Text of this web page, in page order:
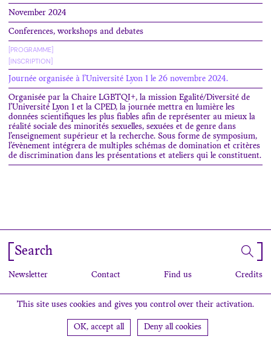
November 2024
Conferences, workshops and debates
[PROGRAMME]
[INSCRIPTION]
Journée organisée à l’Université Lyon 1 le 26 novembre 2024.
Organisée par la Chaire LGBTQI+, la mission Egalité/Diversité de
l’Université Lyon 1 et la CPED, la journée mettra en lumière les
données scientifiques les plus fiables afin de représenter au mieux la
réalité sociale des minorités sexuelles, sexuées et de genre dans
l’enseignement supérieur et la recherche. Sous forme de symposium,
l’évènement intégrera de multiples schémas de domination et critères
de discrimination dans les présentations et ateliers qui le constituent.
Search
Newsletter Contact Find us Credits
This site uses cookies and gives you control over their activation.
OK, accept all Deny all cookies